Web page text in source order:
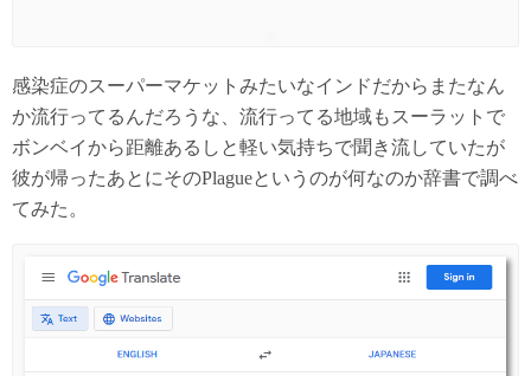
感染症のスーパーマケットみたいなインドだからまたなん
か流行ってるんだろうな、流行ってる地域もスーラットで
ボンベイから距離あるしと軽い気持ちで聞き流していたが
彼が帰ったあとにそのPlagueというのが何なのか辞書で調べ
てみた。